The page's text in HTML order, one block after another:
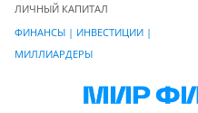
ЛИЧНЫЙ КАПИТАЛ
ФИНАНСЫ | ИНВЕСТИЦИИ |
МИЛЛИАРДЕРЫ